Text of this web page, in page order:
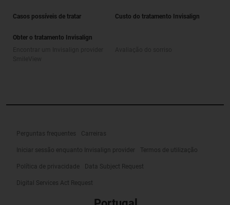
Casos possíveis de tratar Custo do tratamento Invisalign
Obter o tratamento Invisalign
Perguntas frequentes Carreiras
Iniciar sessão enquanto Invisalign provider Termos de utilização
Política de privacidade Data Subject Request
Digital Services Act Request